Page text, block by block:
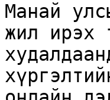
Манай
жил ирэх